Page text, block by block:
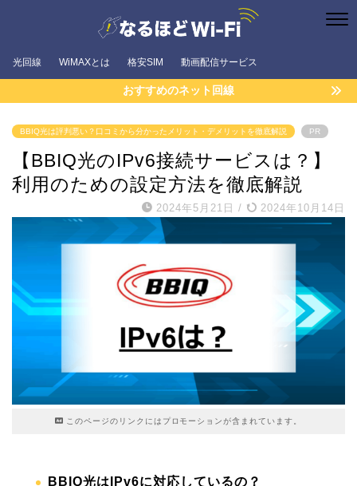
光回線 WiMAXとは 格安SIM 動画配信サービス
おすすめのネット回線
BBIQ光は評判悪い？口コミから分かったメリット・デメリットを徹底解説 PR
【BBIQ光のIPv6接続サービスは？】
利用のための設定方法を徹底解説
2024年5月21日 / 2024年10月14日
このページのリンクにはプロモーションが含まれています。
BBIQ光はIPv6に対応しているの？